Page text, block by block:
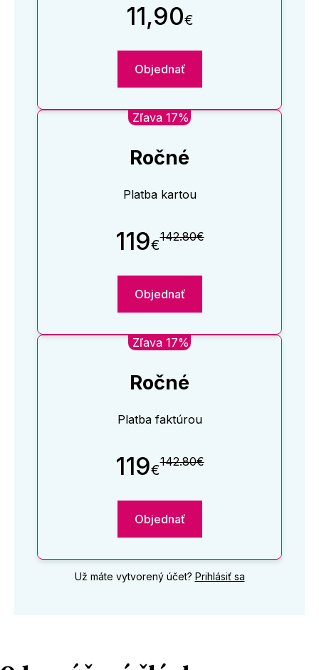
11,90€
Objednať
Zľava 17%
Ročné
Platba kartou
119€142.80€
Objednať
Zľava 17%
Ročné
Platba faktúrou
119€142.80€
Objednať
Už máte vytvorený účet? Prihlásiť sa